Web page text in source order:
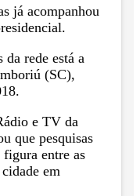
já acompanhou
da rede está a
(SC),
e TV da
que pesquisas
entre as
em